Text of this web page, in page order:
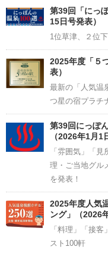
第39回「にっ
15日号発表）
1位草津、２位
2025年度「５
表）
最新の「人気温
つ星の宿プラチ
第39回にっぽ
（2026年1月1
「雰囲気」「
理・ご当地グル
を発表！
2025年度人気
ング」（2026
「料理」「接
スト100軒